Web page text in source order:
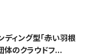
ディング型「赤い羽根
体のクラウドフ...